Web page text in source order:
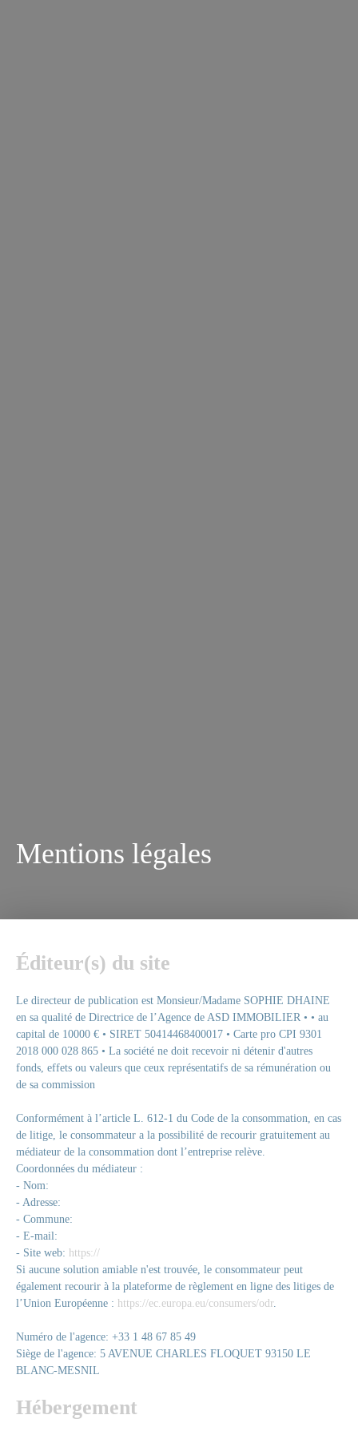
Mentions légales
Éditeur(s) du site
Le directeur de publication est Monsieur/Madame SOPHIE DHAINE
en sa qualité de Directrice de l’Agence de ASD IMMOBILIER • • au
capital de 10000 € • SIRET 50414468400017 • Carte pro CPI 9301
2018 000 028 865 • La société ne doit recevoir ni détenir d'autres
fonds, effets ou valeurs que ceux représentatifs de sa rémunération ou
de sa commission
Conformément à l’article L. 612-1 du Code de la consommation, en cas
de litige, le consommateur a la possibilité de recourir gratuitement au
médiateur de la consommation dont l’entreprise relève.
Coordonnées du médiateur :
- Nom:
- Adresse:
- Commune:
- E-mail:
- Site web: https://
Si aucune solution amiable n'est trouvée, le consommateur peut
également recourir à la plateforme de règlement en ligne des litiges de
l’Union Européenne : https://ec.europa.eu/consumers/odr.
Numéro de l'agence: +33 1 48 67 85 49
Siège de l'agence: 5 AVENUE CHARLES FLOQUET 93150 LE
BLANC-MESNIL
Hébergement